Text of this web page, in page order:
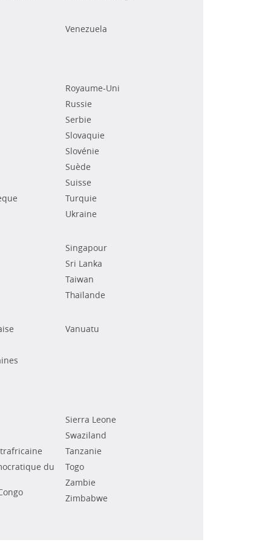
Venezuela
Royaume-Uni
Russie
Serbie
Slovaquie
Slovénie
Suède
Suisse
Turquie
Ukraine
Singapour
Sri Lanka
Taiwan
Thaïlande
Vanuatu
du
Sierra Leone
Swaziland
Tanzanie
Togo
Zambie
Zimbabwe